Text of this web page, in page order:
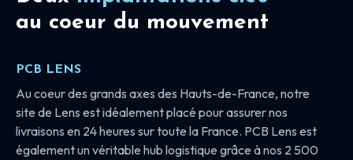
au coeur du mouvement
PCB LENS
Au coeur des grands axes des Hauts-de-France, notre
site de Lens est idéalement placé pour assurer nos
livraisons en 24 heures sur toute la France. PCB Lens est
également un véritable hub logistique grâce à nos 2 500